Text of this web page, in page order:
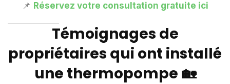
📌 Réservez votre consultation gratuite ici
Témoignages de
propriétaires qui ont installé
une thermopompe 🏡